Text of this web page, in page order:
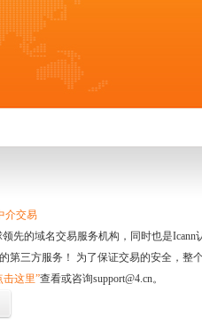
介交易
领先的域名交易服务机构，同时也是
第三方服务！ 为了保证交易的安全，整
击这里”查看或咨询support@4.cn。